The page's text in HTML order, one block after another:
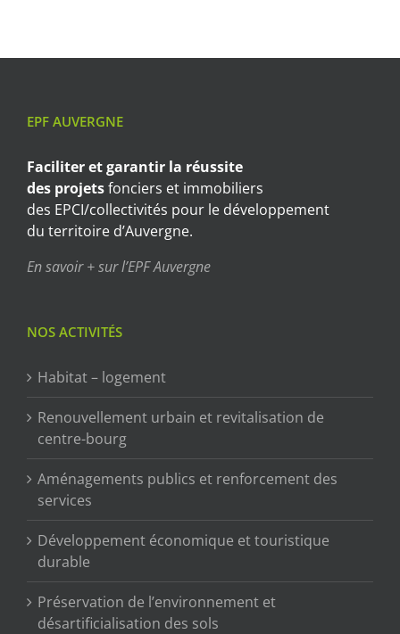
EPF AUVERGNE
Faciliter et garantir la réussite
des projetsfonciers et immobiliers
des EPCI/collectivités pour le développement
du territoire d’Auvergne.
En savoir + sur l’EPF Auvergne
NOS ACTIVITÉS
Habitat – logement
Renouvellement urbain et revitalisation de
centre-bourg
Aménagements publics et renforcement des
services
Développement économique et touristique
durable
Préservation de l’environnement et
désartificialisation des sols